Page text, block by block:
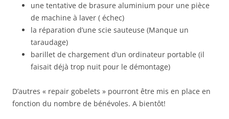
une tentative de brasure aluminium pour une pièce
de machine à laver ( échec)
la réparation d’une scie sauteuse (Manque un
taraudage)
barillet de chargement d’un ordinateur portable (il
faisait déjà trop nuit pour le démontage)
D’autres « repair gobelets » pourront être mis en place en
fonction du nombre de bénévoles. A bientôt!